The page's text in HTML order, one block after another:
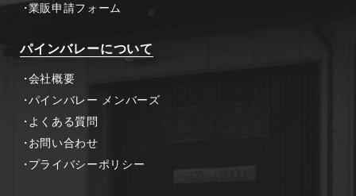
業販申請フォーム
パインバレーについて
会社概要
パインバレー メンバーズ
よくある質問
お問い合わせ
プライバシーポリシー